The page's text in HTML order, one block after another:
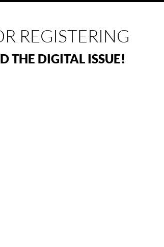
REGISTERING
THE DIGITAL ISSUE!